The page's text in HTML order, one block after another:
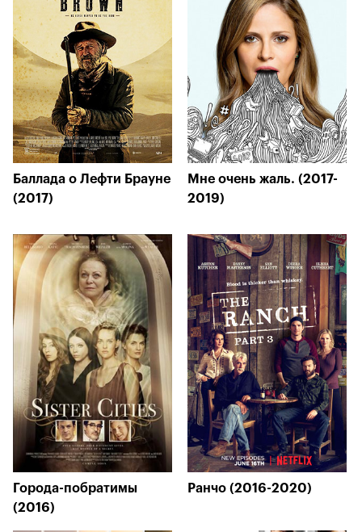
Баллада о Лефти Брауне
(2017)
Мне очень жаль. (2017-
2019)
Города-побратимы
(2016)
Ранчо (2016-2020)